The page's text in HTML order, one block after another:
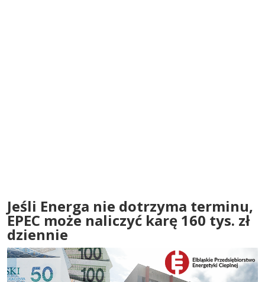
Jeśli Energa nie dotrzyma terminu,
EPEC może naliczyć karę 160 tys. zł
dziennie